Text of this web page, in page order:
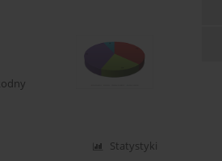
Statystyki